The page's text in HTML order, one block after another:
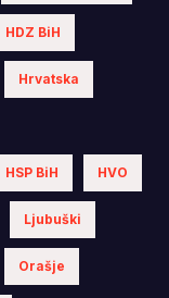
HDZ BiH
Hrvatska
HSP BiH HVO
Ljubuški
Orašje